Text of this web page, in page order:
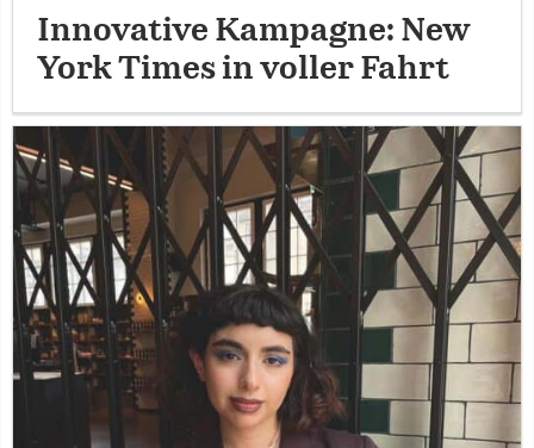
Innovative Kampagne: New
York Times in voller Fahrt